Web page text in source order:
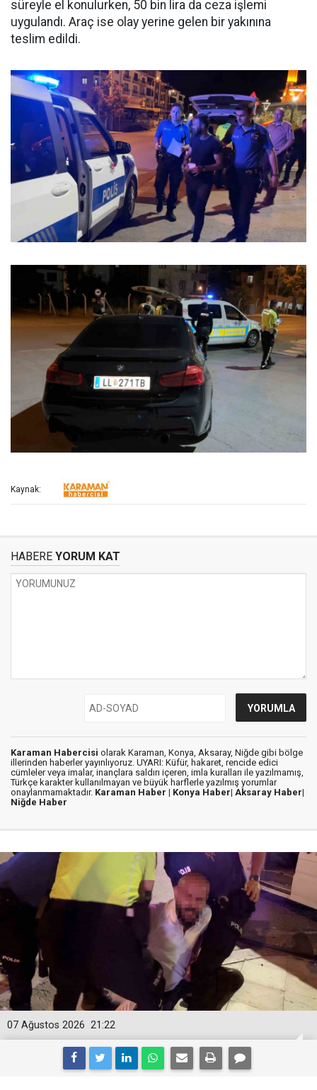
süreyle el konulurken, 50 bin lira da ceza işlemi
uygulandı. Araç ise olay yerine gelen bir yakınına
teslim edildi.
Kaynak:
HABERE YORUM KAT
Karaman Habercisi olarak Karaman, Konya, Aksaray, Niğde gibi bölge
illerinden haberler yayınlıyoruz. UYARI: Küfür, hakaret, rencide edici
cümleler veya imalar, inançlara saldırı içeren, imla kuralları ile yazılmamış,
Türkçe karakter kullanılmayan ve büyük harflerle yazılmış yorumlar
onaylanmamaktadır. Karaman Haber | Konya Haber| Aksaray Haber|
Niğde Haber
21:22
07 Ağustos 2026